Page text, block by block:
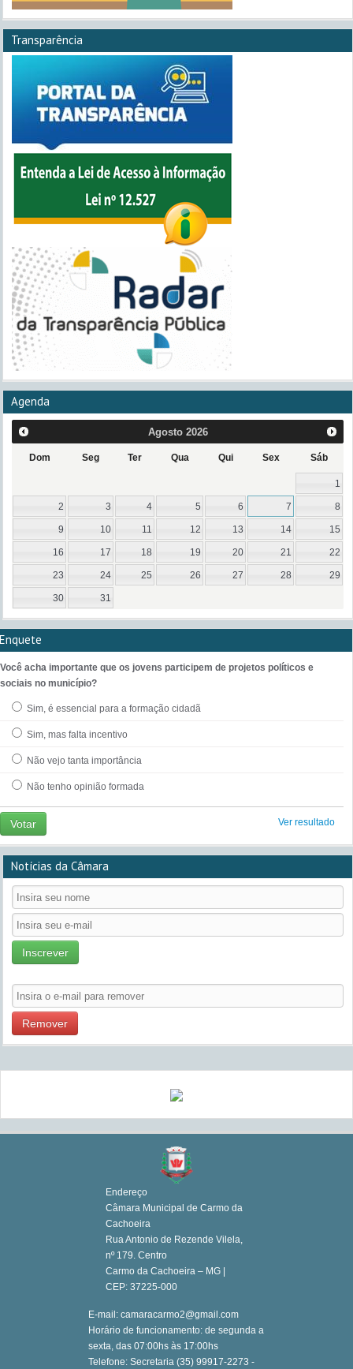
Transparência
Agenda
Agosto 2026
Dom Seg Ter Qua Qui Sex Sáb
1
2 3 4 5 6 7 8
9 10 11 12 13 14 15
16 17 18 19 20 21 22
23 24 25 26 27 28 29
30 31
Enquete
Você acha importante que os jovens participem de projetos políticos e
sociais no município?
Sim, é essencial para a formação cidadã
Sim, mas falta incentivo
Não vejo tanta importância
Não tenho opinião formada
Votar Ver resultado
Notícias da Câmara
Inscrever
Remover
Endereço
Câmara Municipal de Carmo da
Cachoeira
Rua Antonio de Rezende Vilela,
nº 179. Centro
Carmo da Cachoeira – MG |
CEP: 37225-000
E-mail: camaracarmo2@gmail.com
Horário de funcionamento: de segunda a
sexta, das 07:00hs às 17:00hs
Telefone: Secretaria (35) 99917-2273 -